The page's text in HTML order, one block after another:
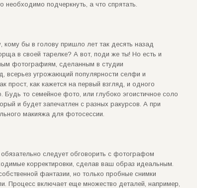
подчеркнуть, а что спрятать.
бы в голову пришло лет так десять назад
в своей тарелке? А вот, поди же ты! Но есть и
фотографиям, сделанным в студии
всерьез угрожающий популярности селфи и
прост, как кажется на первый взгляд, и одного
то семейное фото, или глубоко эгоистичное соло
и будет запечатлен с разных ракурсов. А при
макияжа для фотосессии.
следует обговорить с фотографом
корректировки, сделав ваш образ идеальным.
фантазии, но только пробные снимки
Процесс включает еще множество деталей, например,